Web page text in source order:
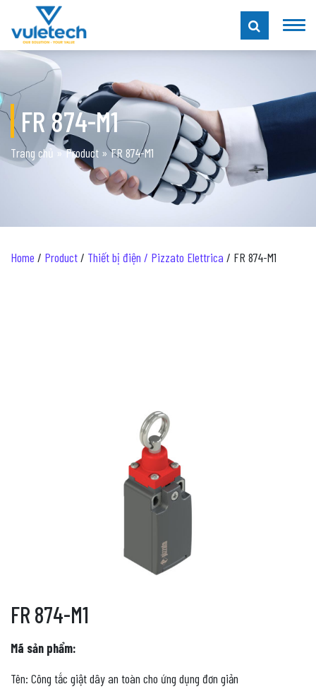
FR 874-M1
Trang chủ »Product »FR 874-M1
Home / Product/ Thiết bị điện / Pizzato Elettrica / FR 874-M1
FR 874-M1
Mã sản phẩm:
Tên: Công tắc giật dây an toàn cho ứng dụng đơn giản